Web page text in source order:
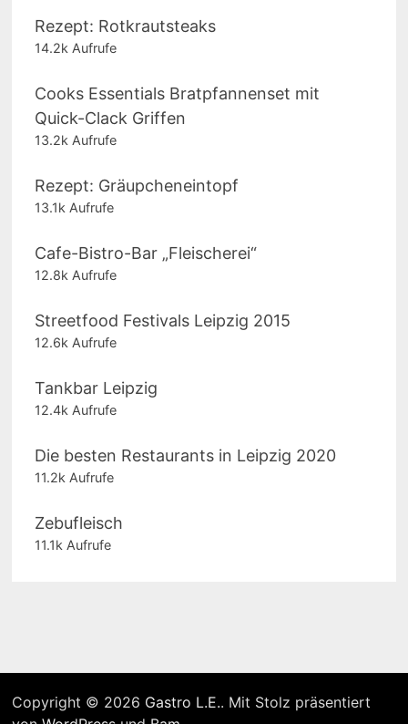
Rezept: Rotkrautsteaks
14.2k Aufrufe
Cooks Essentials Bratpfannenset mit
Quick-Clack Griffen
13.2k Aufrufe
Rezept: Gräupcheneintopf
13.1k Aufrufe
Cafe-Bistro-Bar „Fleischerei“
12.8k Aufrufe
Streetfood Festivals Leipzig 2015
12.6k Aufrufe
Tankbar Leipzig
12.4k Aufrufe
Die besten Restaurants in Leipzig 2020
11.2k Aufrufe
Zebufleisch
11.1k Aufrufe
Copyright © 2026 Gastro L.E.. Mit Stolz präsentiert